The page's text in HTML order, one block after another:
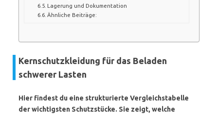
Lagerung und Dokumentation
Ähnliche Beiträge:
Kernschutzkleidung für das Beladen
schwerer Lasten
Hier findest du eine strukturierte Vergleichstabelle
der wichtigsten Schutzstücke. Sie zeigt, welche